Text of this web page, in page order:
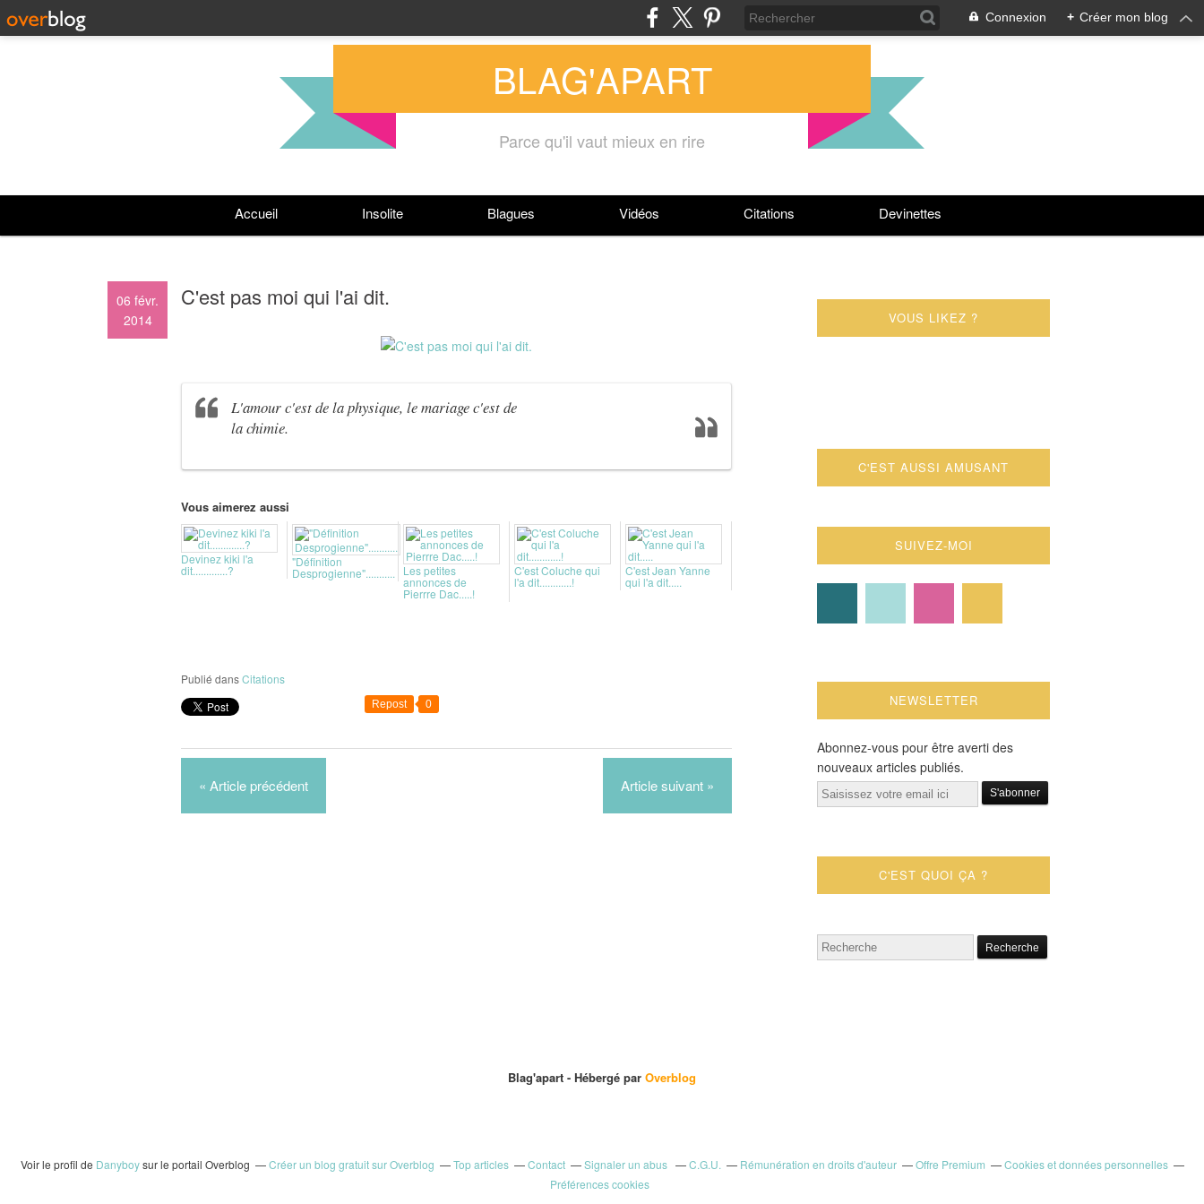
Connexion + Créer mon blog
BLAG'APART
Parce qu'il vaut mieux en rire
Accueil Insolite Blagues Vidéos Citations Devinettes
C'est pas moi qui l'ai dit.
06 févr.
2014
L'amour c'est de la physique, le mariage c'est de
la chimie.
Vous aimerez aussi
Devinez kiki l'a
dit.............?
"Définition
Desprogienne"........... Les petites
annonces de
Pierrre Dac.....!
C'est Coluche qui
l'a dit............!
C'est Jean Yanne
qui l'a dit.....
Publié dansCitations
Repost 0
« Article précédent Article suivant »
VOUS LIKEZ ?
C'EST AUSSI AMUSANT
SUIVEZ-MOI
NEWSLETTER
Abonnez-vous pour être averti des
nouveaux articles publiés.
Email
C'EST QUOI ÇA ?
Blag'apart - Hébergé par Overblog
Voir le profil de Danyboysur le portail Overblog Créer un blog gratuit sur Overblog Top articles Contact Signaler un abus C.G.U. Rémunération en droits d'auteur Offre Premium
Cookies et données personnelles
Préférences cookies